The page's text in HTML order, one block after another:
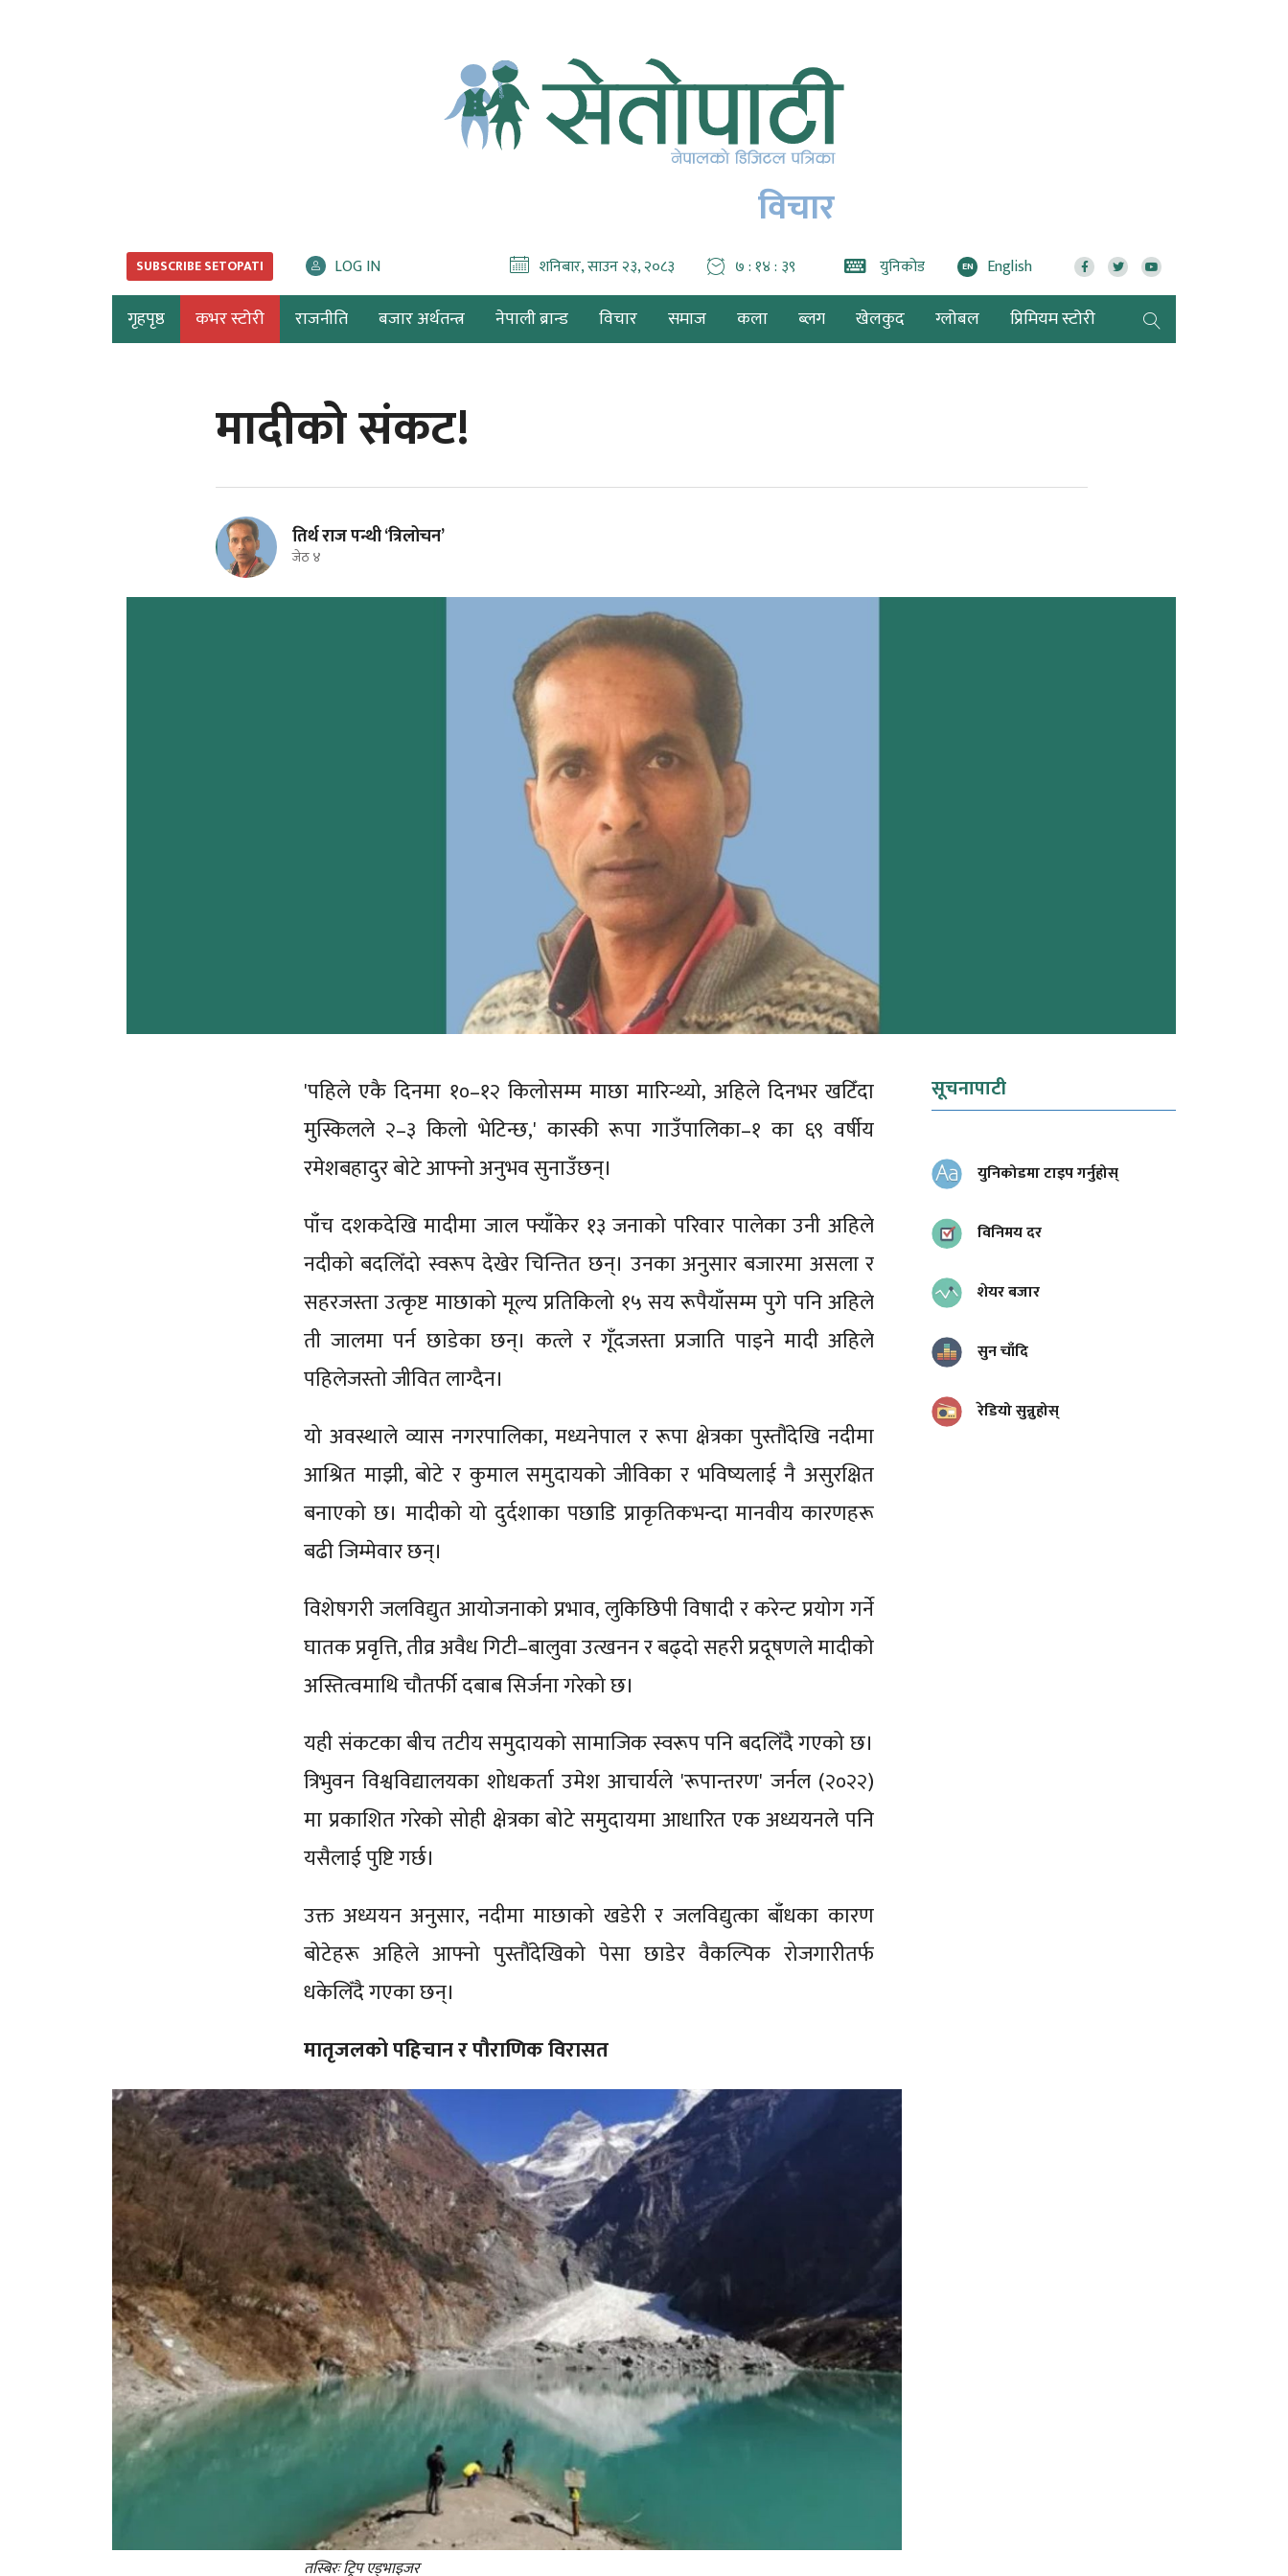
विचार
SUBSCRIBE SETOPATI LOG IN शनिबार, साउन २३, २०८३ ७ : १४ : ४० युनिकोड EN English
गृहपृष्ठ कभर स्टोरी राजनीति बजार अर्थतन्त्र नेपाली ब्रान्ड विचार समाज कला ब्लग खेलकुद ग्लोबल प्रिमियम स्टोरी
मादीको संकट!
तिर्थ राज पन्थी ‘त्रिलोचन’
जेठ ४
'पहिले एकै दिनमा १०–१२ किलोसम्म माछा मारिन्थ्यो, अहिले दिनभर खटिँदा
मुस्किलले २–३ किलो भेटिन्छ,' कास्की रूपा गाउँपालिका–१ का ६९ वर्षीय
रमेशबहादुर बोटे आफ्नो अनुभव सुनाउँछन्।
पाँच दशकदेखि मादीमा जाल फ्याँकेर १३ जनाको परिवार पालेका उनी अहिले
नदीको बदलिँदो स्वरूप देखेर चिन्तित छन्। उनका अनुसार बजारमा असला र
सहरजस्ता उत्कृष्ट माछाको मूल्य प्रतिकिलो १५ सय रूपैयाँसम्म पुगे पनि अहिले
ती जालमा पर्न छाडेका छन्। कत्ले र गूँदजस्ता प्रजाति पाइने मादी अहिले
पहिलेजस्तो जीवित लाग्दैन।
यो अवस्थाले व्यास नगरपालिका, मध्यनेपाल र रूपा क्षेत्रका पुस्तौंदेखि नदीमा
आश्रित माझी, बोटे र कुमाल समुदायको जीविका र भविष्यलाई नै असुरक्षित
बनाएको छ। मादीको यो दुर्दशाका पछाडि प्राकृतिकभन्दा मानवीय कारणहरू
बढी जिम्मेवार छन्।
विशेषगरी जलविद्युत आयोजनाको प्रभाव, लुकिछिपी विषादी र करेन्ट प्रयोग गर्ने
घातक प्रवृत्ति, तीव्र अवैध गिटी–बालुवा उत्खनन र बढ्दो सहरी प्रदूषणले मादीको
अस्तित्वमाथि चौतर्फी दबाब सिर्जना गरेको छ।
यही संकटका बीच तटीय समुदायको सामाजिक स्वरूप पनि बदलिँदै गएको छ।
त्रिभुवन विश्वविद्यालयका शोधकर्ता उमेश आचार्यले 'रूपान्तरण' जर्नल (२०२२)
मा प्रकाशित गरेको सोही क्षेत्रका बोटे समुदायमा आधारित एक अध्ययनले पनि
यसैलाई पुष्टि गर्छ।
उक्त अध्ययन अनुसार, नदीमा माछाको खडेरी र जलविद्युत्का बाँधका कारण
बोटेहरू अहिले आफ्नो पुस्तौंदेखिको पेसा छाडेर वैकल्पिक रोजगारीतर्फ
धकेलिँदै गएका छन्।
मातृजलको पहिचान र पौराणिक विरासत
तस्बिरः ट्रिप एड्भाइजर
सूचनापाटी
युनिकोडमा टाइप गर्नुहोस्
विनिमय दर
शेयर बजार
सुन चाँदि
रेडियो सुन्नुहोस्